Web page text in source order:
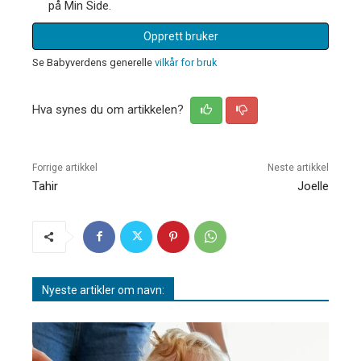
på Min Side.
Opprett bruker
Se Babyverdens generelle vilkår for bruk
Hva synes du om artikkelen?
Forrige artikkel
Tahir
Neste artikkel
Joelle
Nyeste artikler om navn: